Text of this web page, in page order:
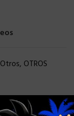
Otros, OTROS
×